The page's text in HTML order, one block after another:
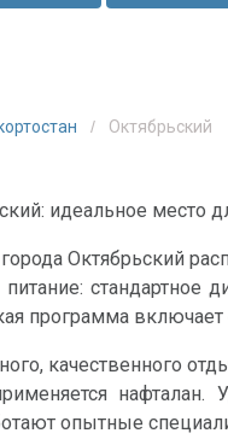
Октябрьский
идеальное место
Октябрьский
программа
качественного
опытные